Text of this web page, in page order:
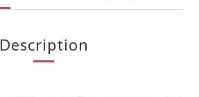
Description